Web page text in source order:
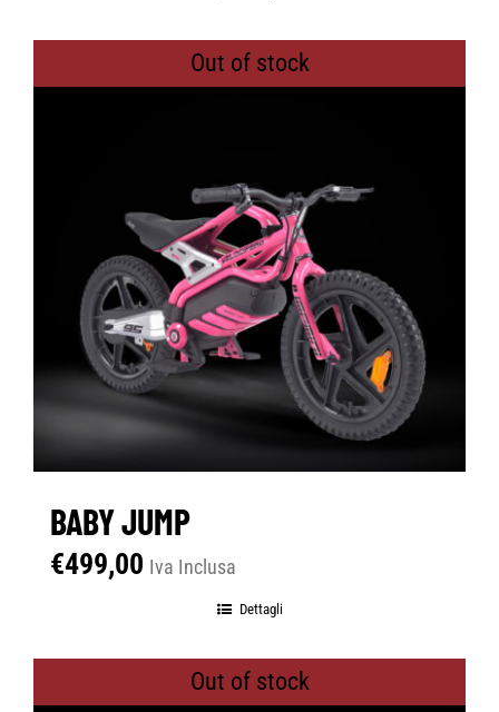
Out of stock
BABY JUMP
€499,00 Iva Inclusa
Dettagli
Out of stock